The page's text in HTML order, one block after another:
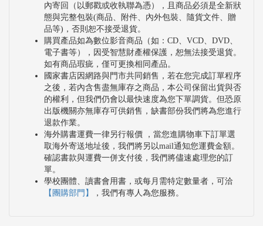
內寄回（以郵戳或收執聯為憑），且商品必須是全新狀
態與完整包裝(商品、附件、內外包裝、隨貨文件、贈
品等)，否則恕不接受退貨。
購買產品如為數位影音商品（如：CD、VCD、DVD、
電子書等），因受智慧財產權保護，恕無法接受退貨。
如有商品瑕疵，僅可更換相同產品。
國家書店因網路與門市共同銷售，若在您完成訂單程序
之後，若內含售盡無庫存之商品，本公司保留出貨與否
的權利，但我們仍會以最快速度為您下單調貨。但恐原
出版機關亦無庫存可供銷售，缺書部份我們將為您進行
退款作業。
海外購書運費一律另行報價 ，當您進購物車下訂單選
取海外寄送地址後，我們將另以mail通知您運費金額。
確認書款與運費一併支付後，我們將儘速處理您的訂
單。
學校團體、讀書會用書，或每月需特定數量者，可洽
【團購部門】
，我們有專人為您服務。